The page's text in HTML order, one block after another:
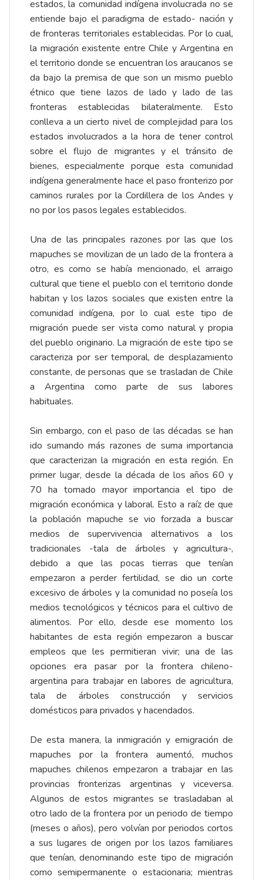
estados, la comunidad indígena involucrada no se
entiende bajo el paradigma de estado- nación y
de fronteras territoriales establecidas. Por lo cual,
la migración existente entre Chile y Argentina en
el territorio donde se encuentran los araucanos se
da bajo la premisa de que son un mismo pueblo
étnico que tiene lazos de lado y lado de las
fronteras establecidas bilateralmente. Esto
conlleva a un cierto nivel de complejidad para los
estados involucrados a la hora de tener control
sobre el flujo de migrantes y el tránsito de
bienes, especialmente porque esta comunidad
indígena generalmente hace el paso fronterizo por
caminos rurales por la Cordillera de los Andes y
no por los pasos legales establecidos.
Una de las principales razones por las que los
mapuches se movilizan de un lado de la frontera a
otro, es como se había mencionado, el arraigo
cultural que tiene el pueblo con el territorio donde
habitan y los lazos sociales que existen entre la
comunidad indígena, por lo cual este tipo de
migración puede ser vista como natural y propia
del pueblo originario. La migración de este tipo se
caracteriza por ser temporal, de desplazamiento
constante, de personas que se trasladan de Chile
a Argentina como parte de sus labores
habituales.
Sin embargo, con el paso de las décadas se han
ido sumando más razones de suma importancia
que caracterizan la migración en esta región. En
primer lugar, desde la década de los años 60 y
70 ha tomado mayor importancia el tipo de
migración económica y laboral. Esto a raíz de que
la población mapuche se vio forzada a buscar
medios de supervivencia alternativos a los
tradicionales -tala de árboles y agricultura-,
debido a que las pocas tierras que tenían
empezaron a perder fertilidad, se dio un corte
excesivo de árboles y la comunidad no poseía los
medios tecnológicos y técnicos para el cultivo de
alimentos. Por ello, desde ese momento los
habitantes de esta región empezaron a buscar
empleos que les permitieran vivir; una de las
opciones era pasar por la frontera chileno-
argentina para trabajar en labores de agricultura,
tala de árboles construcción y servicios
domésticos para privados y hacendados.
De esta manera, la inmigración y emigración de
mapuches por la frontera aumentó, muchos
mapuches chilenos empezaron a trabajar en las
provincias fronterizas argentinas y viceversa.
Algunos de estos migrantes se trasladaban al
otro lado de la frontera por un periodo de tiempo
(meses o años), pero volvían por periodos cortos
a sus lugares de origen por los lazos familiares
que tenían, denominando este tipo de migración
como semipermanente o estacionaria; mientras